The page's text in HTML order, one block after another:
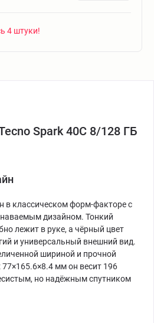
4 штуки
Spark 40C 8/128 ГБ
в классическом форм-факторе с
дизайном. Тонкий
лежит в руке, а чёрный цвет
и универсальный внешний вид.
шириной и прочной
мм он весит 196
но надёжным спутником